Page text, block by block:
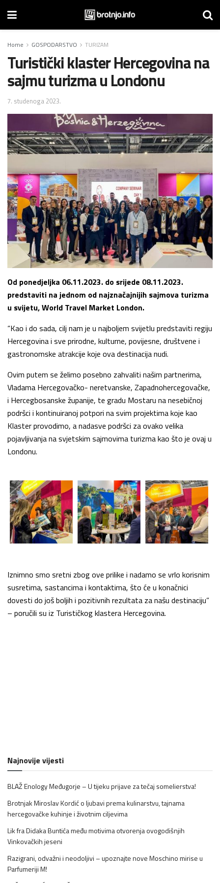
Home GOSPODARSTVO TURIZAM
Turistički klaster Hercegovina na
sajmu turizma u Londonu
7. studenoga 2023.
Od ponedjeljka 06.11.2023. do srijede 08.11.2023.
predstaviti na jednom od najznačajnijih sajmova turizma
u svijetu, World Travel Market London.
“Kao i do sada, cilj nam je u najboljem svijetlu predstaviti regiju
Hercegovina i sve prirodne, kulturne, povijesne, društvene i
gastronomske atrakcije koje ova destinacija nudi.
Ovim putem se želimo posebno zahvaliti našim partnerima,
Vladama Hercegovačko- neretvanske, Zapadnohercegovačke,
i Hercegbosanske županije, te gradu Mostaru na nesebičnoj
podršci i kontinuiranoj potpori na svim projektima koje kao
Klaster provodimo, a nadasve podršci za ovako velika
pojavljivanja na svjetskim sajmovima turizma kao što je ovaj u
Londonu.
Iznimno smo sretni zbog ove prilike i nadamo se vrlo korisnim
susretima, sastancima i kontaktima, što će u konačnici
dovesti do još boljih i pozitivnih rezultata za našu destinaciju”
– poručili su iz Turističkog klastera Hercegovina.
Najnovije vijesti
BLAŽ Enology Međugorje – U tijeku prijave za tečaj somelierstva!
Brotnjak Miroslav Kordić o ljubavi prema kulinarstvu, tajnama
hercegovačke kuhinje i životnim ciljevima
Lik fra Didaka Buntića među motivima otvorenja ovogodišnjih
Vinkovačkih jeseni
Razigrani, odvažni i neodoljivi – upoznajte nove Moschino mirise u
Parfumeriji M!